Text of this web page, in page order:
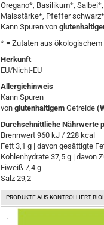
Oregano*, Basilikum*,
Maisstärke*, Pfeffer
Kann Spuren von
* = Zutaten aus ökologischem
Herkunft
EU/Nicht-EU
Allergiehinweis
Kann Spuren
vonglutenhaltigemGetreide
Durchschnittliche Nährwerte
Brennwert 960 kJ / 228 kcal
Fett 3,1 g | davon gesättigte
Kohlenhydrate 37,5 g | davon
Eiweiß 7,4 g
Salz 29,2
PRODUKTE AUS KONTROLLIERT